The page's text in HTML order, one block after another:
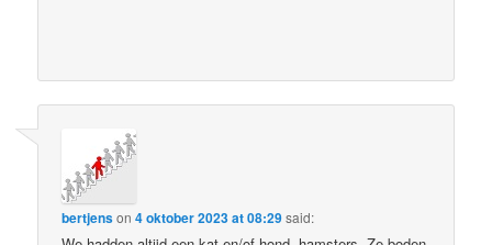
bertjenson4 oktober 2023 at 08:29said: